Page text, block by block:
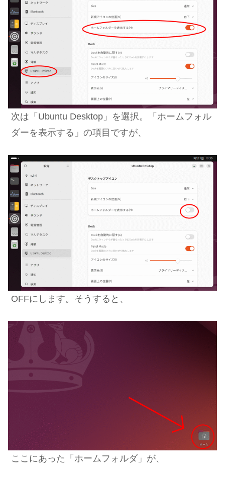
次は「Ubuntu Desktop」を選択。「ホームフォル
ダーを表示する」の項目ですが、
OFFにします。 そうすると、
ここにあった「ホームフォルダ」が、